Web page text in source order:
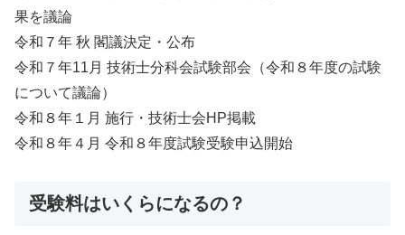
果を議論
令和７年 秋 閣議決定・公布
令和７年11月 技術士分科会試験部会（令和８年度の試験
について議論）
令和８年１月 施行・技術士会HP掲載
令和８年４月 令和８年度試験受験申込開始
受験料はいくらになるの？